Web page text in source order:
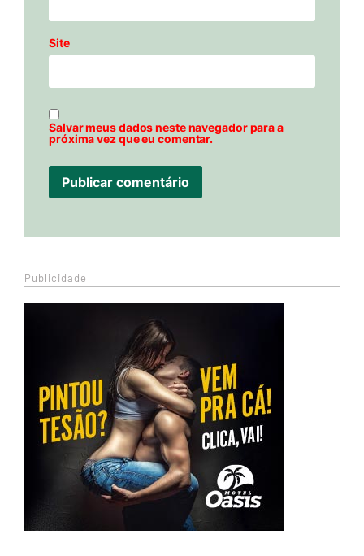
Site
Salvar meus dados neste navegador para a
próxima vez que eu comentar.
Publicidade